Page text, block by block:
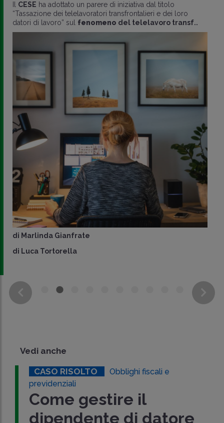
Il CESE ha adottato un parere di iniziativa dal titolo
“Tassazione dei telelavoratori transfrontalieri e dei loro
datori di lavoro” sul fenomeno del telelavoro transf..
di Marlinda Gianfrate
di Luca Tortorella
Vedi anche
CASO RISOLTO
Obblighi fiscali e
previdenziali
Come gestire il
dipendente di datore